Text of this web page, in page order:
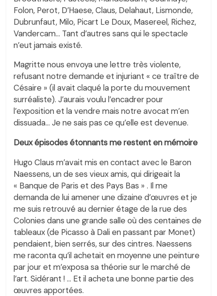
Folon, Perot, D’Haese, Claus, Delahaut, Lismonde,
Dubrunfaut, Milo, Picart Le Doux, Masereel, Richez,
Vandercam… Tant d’autres sans qui le spectacle
n’eut jamais existé.
Magritte nous envoya une lettre très violente,
refusant notre demande et injuriant « ce traître de
Césaire » (il avait claqué la porte du mouvement
surréaliste). J’aurais voulu l’encadrer pour
l’exposition et la vendre mais notre avocat m’en
dissuada… Je ne sais pas ce qu’elle est devenue.
Deux épisodes étonnants me restent en mémoire
Hugo Claus m’avait mis en contact avec le Baron
Naessens, un de ses vieux amis, qui dirigeait la
« Banque de Paris et des Pays Bas » . Il me
demanda de lui amener une dizaine d’œuvres et je
me suis retrouvé au dernier étage de la rue des
Colonies dans une grande salle où des centaines de
tableaux (de Picasso à Dali en passant par Monet)
pendaient, bien serrés, sur des cintres. Naessens
me raconta qu’il achetait en moyenne une peinture
par jour et m’exposa sa théorie sur le marché de
l’art. Sidérant ! … Et il acheta une bonne partie des
œuvres apportées.